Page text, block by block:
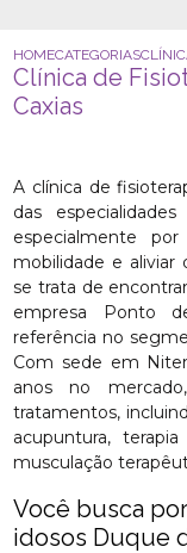
HOMECATEGORIAS
Clínica de
Caxias
A clínica de
das
especialmente
mobilidade e aliviar
se trata de
empresa Ponto
referência no
Com sede em
anos no
tratamentos,
acupuntura,
musculação
Você busca
idosos Duque